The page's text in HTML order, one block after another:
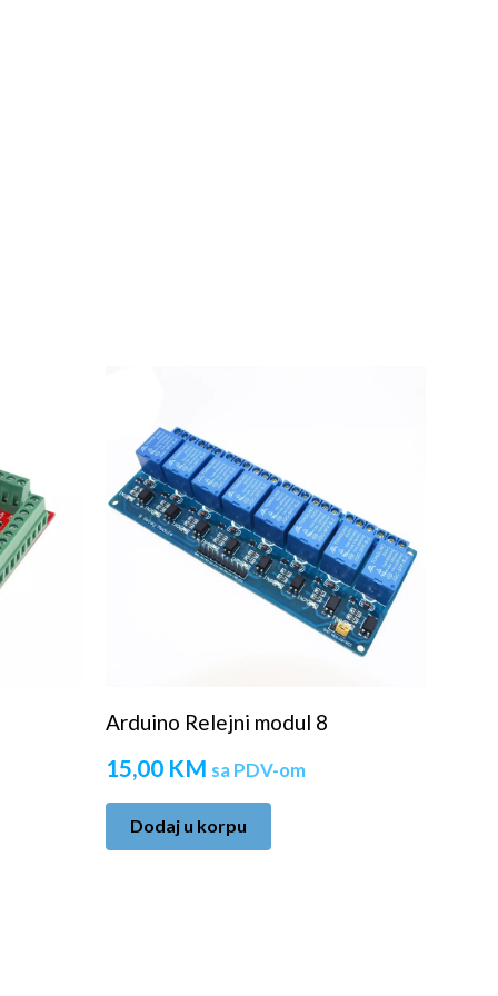
Arduino Relejni modul 8
15,00 KM sa PDV-om
Dodaj u korpu